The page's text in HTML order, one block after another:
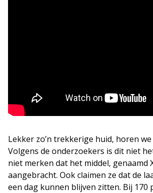
Lekker zo’n trekkerige huid, horen we
Volgens de onderzoekers is dit niet
niet merken dat het middel, genaamd
aangebracht. Ook claimen ze dat de
een dag kunnen blijven zitten. Bij 170